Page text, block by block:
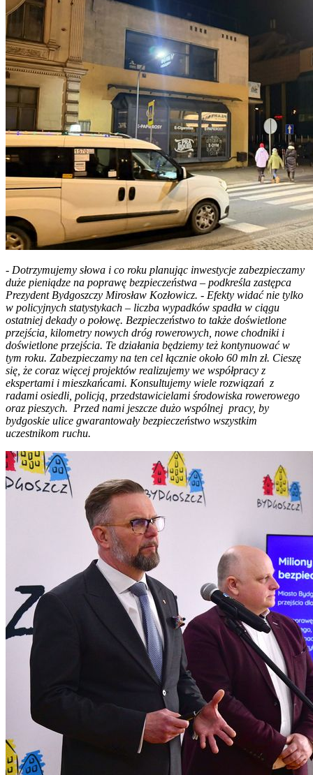
- Dotrzymujemy słowa i co roku planując inwestycje zabezpieczamy
duże pieniądze na poprawę bezpieczeństwa – podkreśla zastępca
Prezydent Bydgoszczy Mirosław Kozłowicz. - Efekty widać nie tylko
w policyjnych statystykach – liczba wypadków spadła w ciągu
ostatniej dekady o połowę. Bezpieczeństwo to także doświetlone
przejścia, kilometry nowych dróg rowerowych, nowe chodniki i
doświetlone przejścia. Te działania będziemy też kontynuować w
tym roku. Zabezpieczamy na ten cel łącznie około 60 mln zł. Cieszę
się, że coraz więcej projektów realizujemy we współpracy z
ekspertami i mieszkańcami. Konsultujemy wiele rozwiązań z
radami osiedli, policją, przedstawicielami środowiska rowerowego
oraz pieszych. Przed nami jeszcze dużo wspólnej pracy, by
bydgoskie ulice gwarantowały bezpieczeństwo wszystkim
uczestnikom ruchu.